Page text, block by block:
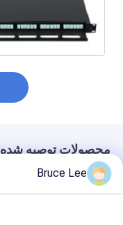
محصولات توصیه شده
Bruce Lee